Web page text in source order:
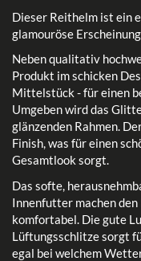
Dieser Reithelm ist ein
glamouröse
Neben qualitativ
Produkt im schicken
Mittelstück - für einen
Umgeben wird das
glänzenden Rahmen.
Finish, was für einen
Gesamtlook sorgt.
Das softe,
Innenfutter machen
komfortabel. Die gute
Lüftungsschlitze sorgt
egal bei welchem